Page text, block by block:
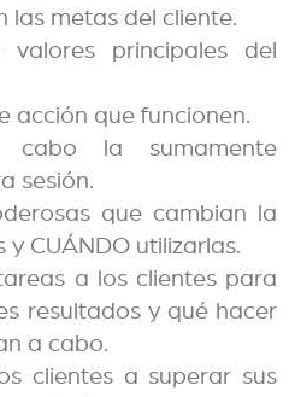
las metas del cliente.
principales del
acción que funcionen.
la sumamente
sesión.
que cambian la
CUÁNDO utilizarlas.
a los clientes para
resultados y qué hacer
a cabo.
clientes a superar sus